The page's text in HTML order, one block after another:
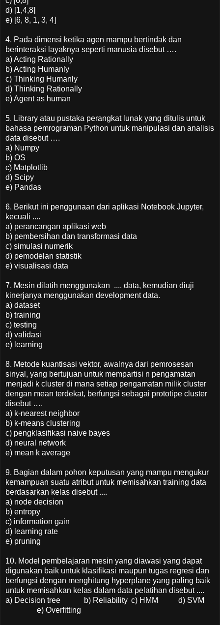
d) [1,4,8]
e) [6, 8, 1, 3, 4]
4. Pada dimensi ketika agen mampu bertindak dan
berinteraksi layaknya seperti manusia disebut ….
a) Acting Rationally
b) Acting Humanly
c) Thinking Humanly
d) Thinking Rationally
e) Agent as human
5. Library atau pustaka perangkat lunak yang ditulis untuk
bahasa pemrograman Python untuk manipulasi dan analisis
data disebut ….
a) Numpy
b) OS
c) Matplotlib
d) Scipy
e) Pandas
6. Berikut ini penggunaan dari aplikasi Notebook Jupyter,
kecuali ....
a) perancangan aplikasi web
b) pembersihan dan transformasi data
c) simulasi numerik
d) pemodelan statistik
e) visualisasi data
7. Mesin dilatih menggunakan .... data, kemudian diuji
kinerjanya menggunakan development data.
a) dataset
b) training
c) testing
d) validasi
e) learning
8. Metode kuantisasi vektor, awalnya dari pemrosesan
sinyal, yang bertujuan untuk mempartisi n pengamatan
menjadi k cluster di mana setiap pengamatan milik cluster
dengan mean terdekat, berfungsi sebagai prototipe cluster
disebut ….
a) k-nearest neighbor
b) k-means clustering
c) pengklasifikasi naive bayes
d) neural network
e) mean k average
9. Bagian dalam pohon keputusan yang mampu mengukur
kemampuan suatu atribut untuk memisahkan training data
berdasarkan kelas disebut ....
a) node decision
b) entropy
c) information gain
d) learning rate
e) pruning
10. Model pembelajaran mesin yang diawasi yang dapat
digunakan baik untuk klasifikasi maupun tugas regresi dan
berfungsi dengan menghitung hyperplane yang paling baik
untuk memisahkan kelas dalam data pelatihan disebut ....
a) Decision tree
b) Reliability c) HMM
d) SVM
e) Overfitting